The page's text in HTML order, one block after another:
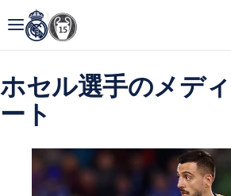
ホセル選手のメデ
ート